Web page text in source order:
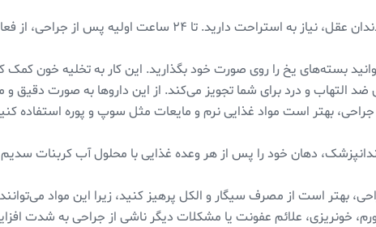
بعد از عمل جراحی دندان عقل، نیاز به استراحت
بسته‌های یخ را روی صورت خود بگذارید. این کار به تخلیه خون کمک
التهاب و درد برای شما تجویز می‌کند. از این داروها به صورت دقیق و
جراحی، بهتر است مواد غذایی نرم و مایعات مثل سوپ و پوره استفاده
دهان خود را پس از هر وعده غذایی با محلول آب کربنات
بهتر است از مصرف سیگار و الکل پرهیز کنید، زیرا این مواد
خونریزی، علائم عفونت یا مشکلات دیگر ناشی از جراحی به شدت